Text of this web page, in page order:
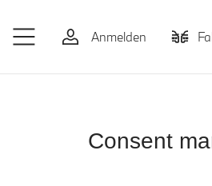
Anmelden